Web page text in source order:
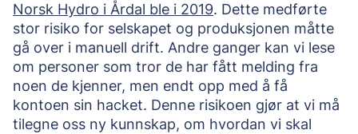
Norsk Hydro i Årdal ble i 2019. Dette medførte
stor risiko for selskapet og produksjonen måtte
gå over i manuell drift. Andre ganger kan vi lese
om personer som tror de har fått melding fra
noen de kjenner, men endt opp med å få
kontoen sin hacket. Denne risikoen gjør at vi må
tilegne oss ny kunnskap, om hvordan vi skal